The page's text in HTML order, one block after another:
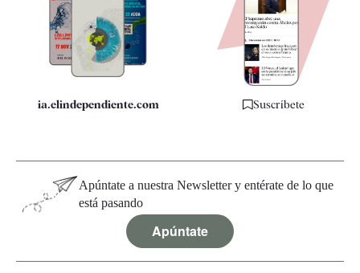
Quiénes somos
Especificaciones
ia.elindependiente.com Suscríbete
Apúntate a nuestra Newsletter y entérate de lo que
está pasando
Apúntate